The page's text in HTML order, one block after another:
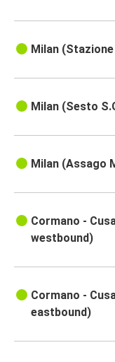
Milan
Milan (Sesto
Milan (Assago
Cormano -
westbound)
Cormano -
eastbound)